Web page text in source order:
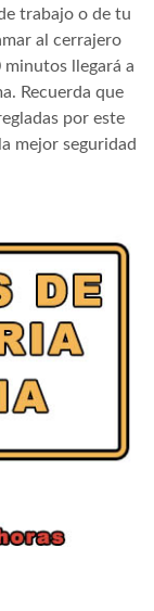
trabajo o de tu
al cerrajero
llegará a
Recuerda que
por este
mejor seguridad